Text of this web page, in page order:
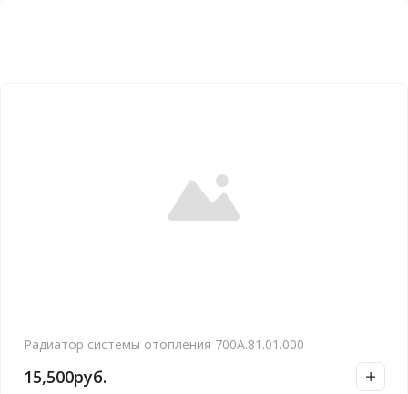
Радиатор системы отопления 700А.81.01.000
15,500руб.